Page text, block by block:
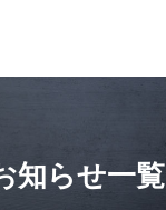
知らせ一覧